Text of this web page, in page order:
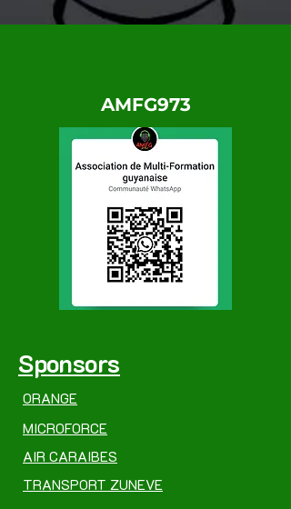
AMFG973
Sponsors
ORANGE
MICROFORCE
AIR CARAIBES
TRANSPORT ZUNEVE